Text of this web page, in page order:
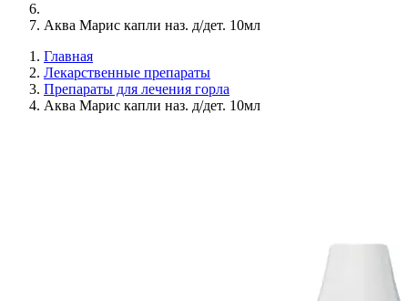
Аква Марис капли наз. д/дет. 10мл
Главная
Лекарственные препараты
Препараты для лечения горла
Аква Марис капли наз. д/дет. 10мл